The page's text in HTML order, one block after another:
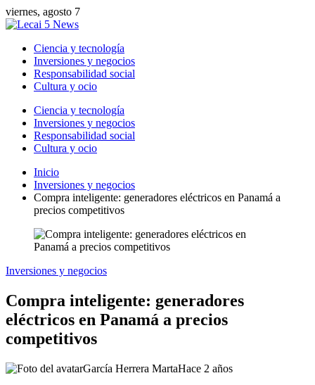
viernes, agosto 7
Ciencia y tecnología
Inversiones y negocios
Responsabilidad social
Cultura y ocio
Ciencia y tecnología
Inversiones y negocios
Responsabilidad social
Cultura y ocio
Inicio
Inversiones y negocios
Compra inteligente: generadores eléctricos en Panamá a
precios competitivos
Inversiones y negocios
Compra inteligente: generadores
eléctricos en Panamá a precios
competitivos
García Herrera MartaHace 2 años